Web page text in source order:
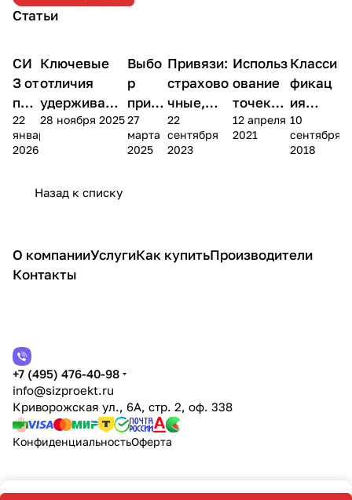
Статьи
Теория
СИ
З от
пад
ени
я с
22
января
2026
Теория
Ключевые
отличия
удерживаю
щей и
страховочно
высоте
28 ноября 2025
Теория
Выбо
р
привя
зи
для
27
марта
2025
Теория
Привязи:
страхово
чные,
удержива
ющие,
22
сентября
2023
Практика
Использ
ование
точек
на
привязи
12 апреля
2021
Класси
фикац
ия
точек
крепле
10
сентября
2018
Назад к списку
О компанииУслугиКак купитьПроизводители
Контакты
+7 (495) 476-40-98
info@sizproekt.ru
Криворожская ул., 6А, стр. 2, оф. 338
КонфиденциальностьОферта